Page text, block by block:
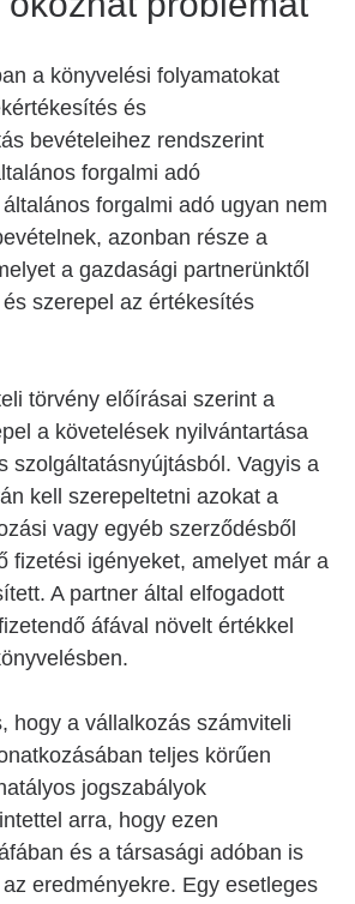
a könyvelési folyamatokat
és
bevételeihez rendszerint
forgalmi adó
forgalmi adó ugyan nem
azonban része a
a gazdasági partnerünktől
szerepel az értékesítés
törvény előírásai szerint a
a követelések nyilvántartása
szolgáltatásnyújtásból. Vagyis a
kell szerepeltetni azokat a
vagy egyéb szerződésből
fizetési igényeket, amelyet már a
A partner által elfogadott
áfával növelt értékkel
hogy a vállalkozás számviteli
teljes körűen
jogszabályok
arra, hogy ezen
és a társasági adóban is
eredményekre. Egy esetleges